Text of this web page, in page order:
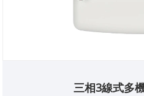
三相3線式多